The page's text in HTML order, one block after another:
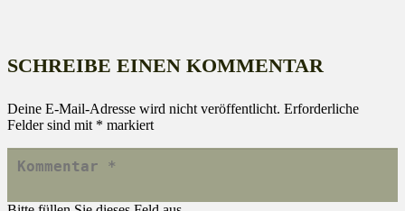
SCHREIBE EINEN KOMMENTAR
Deine E-Mail-Adresse wird nicht veröffentlicht. Erforderliche
Felder sind mit * markiert